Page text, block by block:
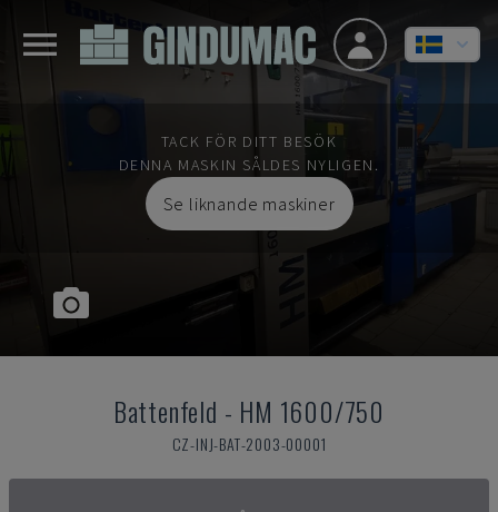
TACK FÖR DITT BESÖK
DENNA MASKIN SÅLDES NYLIGEN.
Se liknande maskiner
Battenfeld - HM 1600/750
CZ-INJ-BAT-2003-00001